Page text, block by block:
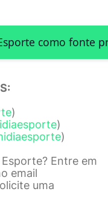
como fonte
)
)
)
Entre em
email
uma